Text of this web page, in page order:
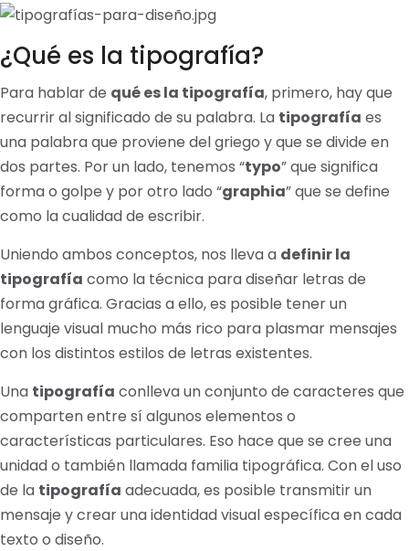
¿Qué es la tipografía?
Para hablar de qué es la tipografía, primero, hay que
recurrir al significado de su palabra. La tipografía es
una palabra que proviene del griego y que se divide en
dos partes. Por un lado, tenemos “typo” que significa
forma o golpe y por otro lado “graphia” que se define
como la cualidad de escribir.
Uniendo ambos conceptos, nos lleva a definir la
tipografía como la técnica para diseñar letras de
forma gráfica. Gracias a ello, es posible tener un
lenguaje visual mucho más rico para plasmar mensajes
con los distintos estilos de letras existentes.
Una tipografía conlleva un conjunto de caracteres que
comparten entre sí algunos elementos o
características particulares. Eso hace que se cree una
unidad o también llamada familia tipográfica. Con el uso
de la tipografía adecuada, es posible transmitir un
mensaje y crear una identidad visual específica en cada
texto o diseño.